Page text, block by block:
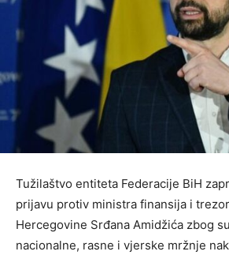
Tužilaštvo entiteta Federacije BiH
prijavu protiv ministra finansija i
Hercegovine Srđana Amidžića zbog
nacionalne, rasne i vjerske mržnje